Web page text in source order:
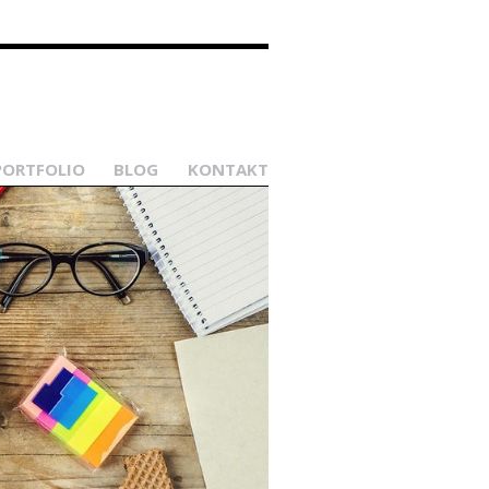
BLOG KONTAKT